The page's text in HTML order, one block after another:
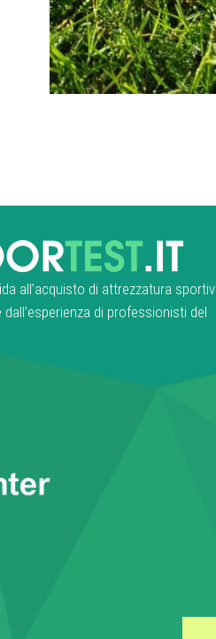
all’acquisto di attrezzatura
di professionisti del